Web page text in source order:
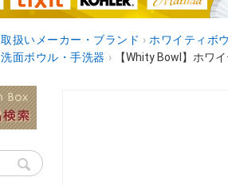
取扱いメーカー・ブランド › ホワイティボ
洗面ボウル・手洗器 › 【Whity Bowl】ホワ